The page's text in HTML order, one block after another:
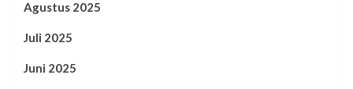
Agustus 2025
Juli 2025
Juni 2025